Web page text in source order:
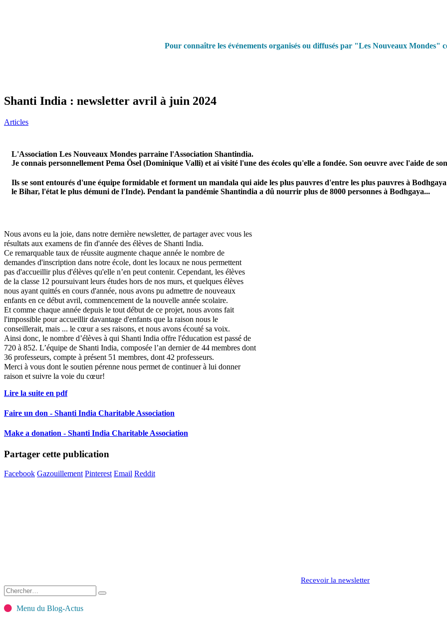
Pour connaître les événements organisés ou diffusés par "Les Nouveaux Mondes"
Shanti India : newsletter avril à juin 2024
Articles
L'Association Les Nouveaux Mondes parraine l'Association Shantindia.
Je connais personnellement Pema Ösel (Dominique Valli) et ai visité l'une des écoles qu'elle a fondée. Son oeuvre avec l'aide de
Ils se sont entourés d'une équipe formidable et forment un mandala qui aide les plus pauvres d'entre les plus pauvres à
le Bihar, l'état le plus démuni de l'Inde). Pendant la pandémie Shantindia a dû nourrir plus de 8000 personnes à Bodhgaya...
Nous avons eu la joie, dans notre dernière newsletter, de partager avec vous les
résultats aux examens de fin d'année des élèves de Shanti India.
Ce remarquable taux de réussite augmente chaque année le nombre de
demandes d'inscription dans notre école, dont les locaux ne nous permettent
pas d'accueillir plus d'élèves qu'elle n’en peut contenir. Cependant, les élèves
de la classe 12 poursuivant leurs études hors de nos murs, et quelques élèves
nous ayant quittés en cours d'année, nous avons pu admettre de nouveaux
enfants en ce début avril, commencement de la nouvelle année scolaire.
Et comme chaque année depuis le tout début de ce projet, nous avons fait
l'impossible pour accueillir davantage d'enfants que la raison nous le
conseillerait, mais ... le cœur a ses raisons, et nous avons écouté sa voix.
Ainsi donc, le nombre d’élèves à qui Shanti India offre l'éducation est passé de
720 à 852. L’équipe de Shanti India, composée l’an dernier de 44 membres dont
36 professeurs, compte à présent 51 membres, dont 42 professeurs.
Merci à vous dont le soutien pérenne nous permet de continuer à lui donner
raison et suivre la voie du cœur!
Lire la suite en pdf
Faire un don - Shanti India Charitable Association
Make a donation - Shanti India Charitable Association
Partager cette publication
Facebook Gazouillement Pinterest Email Reddit
Recevoir la newsletter
Menu du Blog-Actus